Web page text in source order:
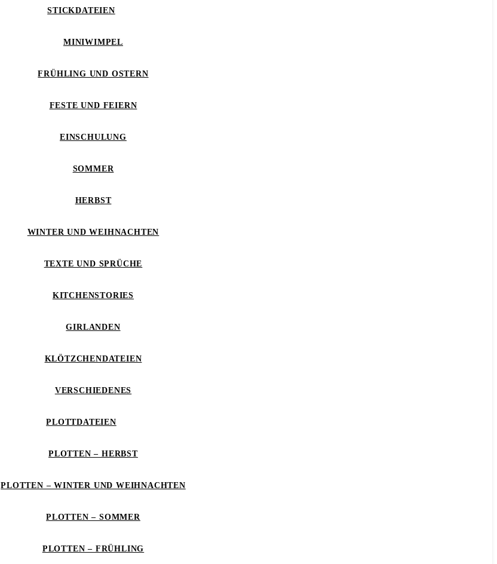
STICKDATEIEN
MINIWIMPEL
FRÜHLING UND OSTERN
FESTE UND FEIERN
EINSCHULUNG
SOMMER
HERBST
WINTER UND WEIHNACHTEN
TEXTE UND SPRÜCHE
KITCHENSTORIES
GIRLANDEN
KLÖTZCHENDATEIEN
VERSCHIEDENES
PLOTTDATEIEN
PLOTTEN – HERBST
PLOTTEN – WINTER UND WEIHNACHTEN
PLOTTEN – SOMMER
PLOTTEN – FRÜHLING